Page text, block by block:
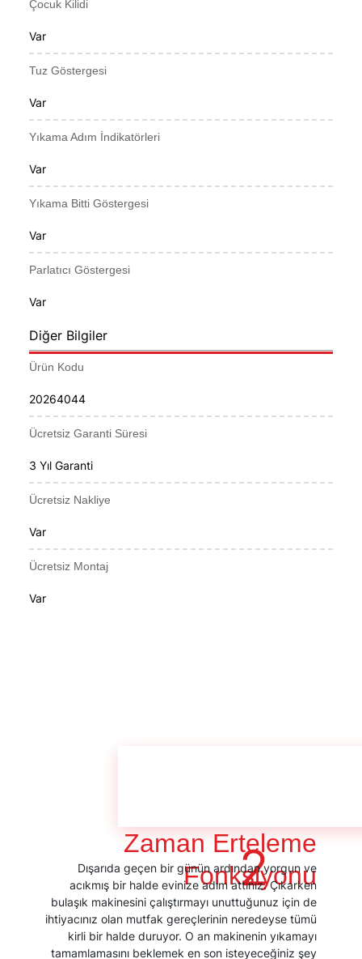
Çocuk Kilidi
Var
Tuz Göstergesi
Var
Yıkama Adım İndikatörleri
Var
Yıkama Bitti Göstergesi
Var
Parlatıcı Göstergesi
Var
Diğer Bilgiler
Ürün Kodu
20264044
Ücretsiz Garanti Süresi
3 Yıl Garanti
Ücretsiz Nakliye
Var
Ücretsiz Montaj
Var
2
Zaman Erteleme
Fonksiyonu
Dışarıda geçen bir günün ardından yorgun ve
acıkmış bir halde evinize adım attınız. Çıkarken
bulaşık makinesini çalıştırmayı unuttuğunuz için de
ihtiyacınız olan mutfak gereçlerinin neredeyse tümü
kirli bir halde duruyor. O an makinenin yıkamayı
tamamlamasını beklemek en son isteyeceğiniz şey